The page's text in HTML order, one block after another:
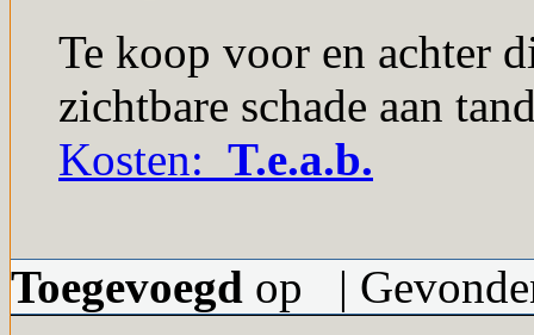
Te koop voor en achter
zichtbare schade aan
Kosten: T.e.a.b.
Toegevoegd op |